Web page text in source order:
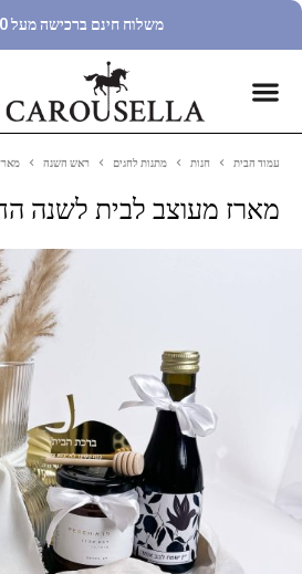
משלוח חינם ברכישה מעל 500 ש"ח !
עמוד הבית חנות מתנות לחגים ראש השנה
מארז מעוצב לבית לשנה